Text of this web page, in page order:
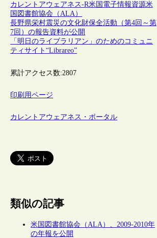
カレントアウェアネス-R米国 電子情報資源米
国図書館協会（ALA）
長野県栄村震災の文化財保全活動（第4回～第
7回）の報告資料が公開
「明日のライブラリアン」のためのコミュニ
ティサイト“Librareo”
累計アクセス数:2807
印刷用ページ
カレントアウェアネス・ポータル
類似の記事
米国図書館協会（ALA）、2009-2010年
の年報を公開